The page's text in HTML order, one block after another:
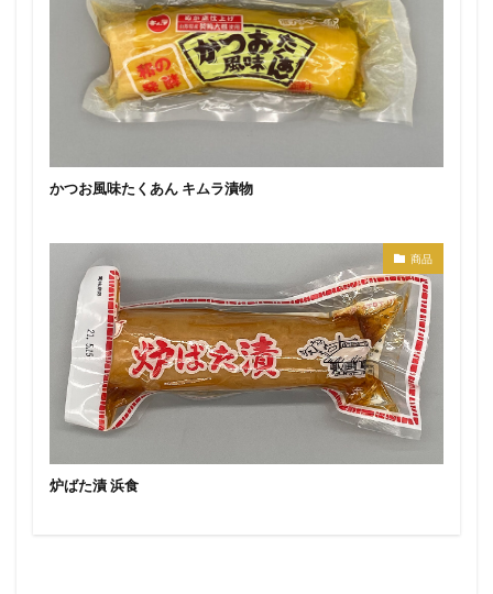
かつお風味たくあん キムラ漬物
商品
炉ばた漬 浜食